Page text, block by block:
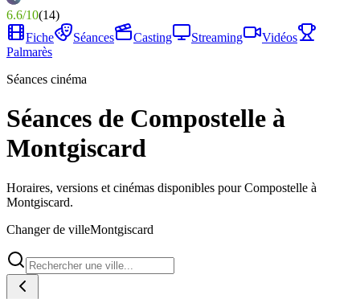
6.6/10(14)
Fiche
Séances Casting Streaming
Vidéos
Palmarès
Séances cinéma
Séances de Compostelle à
Montgiscard
Horaires, versions et cinémas disponibles pour Compostelle à
Montgiscard.
Changer de villeMontgiscard